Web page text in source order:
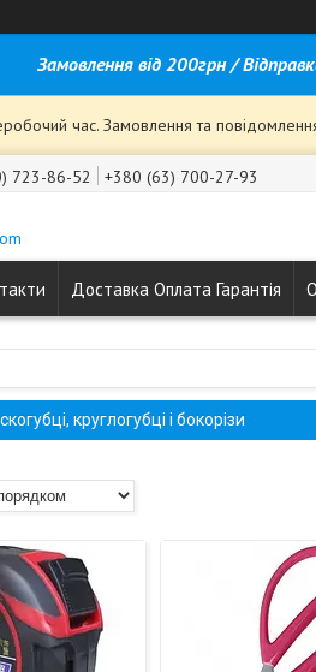
Замовлення від 200грн /
час. Замовлення та
723-86-52 +380 (63) 700-27-93
Доставка Оплата Гарантія
круглогубці і бокорізи